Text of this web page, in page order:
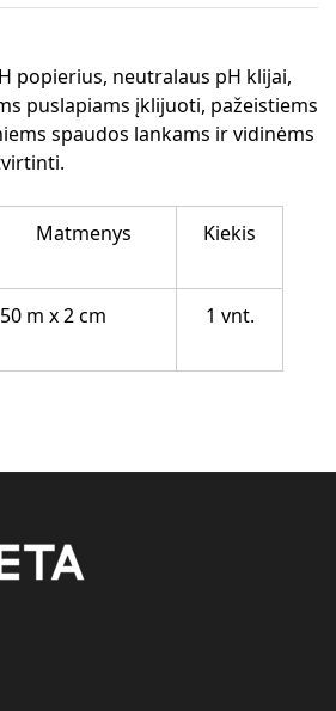
popierius, neutralaus pH klijai,
puslapiams įklijuoti, pažeistiems
spaudos lankams ir vidinėms
Kiekis
50 m x 2 cm 1 vnt.